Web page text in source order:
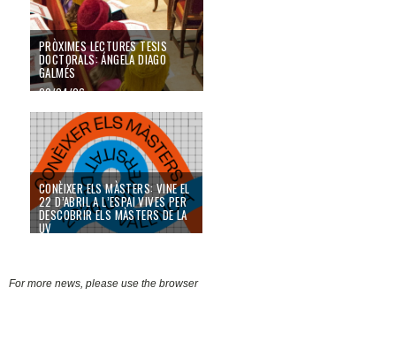
PRÒXIMES LECTURES TESIS
DOCTORALS: ÁNGELA DIAGO
GALMÉS
20/04/26
Conèixer els màsters: vine el 22 d’abril a l’Espai Vives per descobrir els
CONÈIXER ELS MÀSTERS: VINE EL
22 D’ABRIL A L’ESPAI VIVES PER
DESCOBRIR ELS MÀSTERS DE LA
UV
For more news, please use the browser